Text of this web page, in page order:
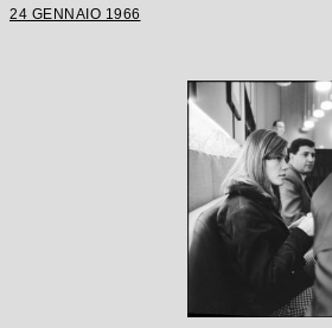
24 GENNAIO 1966